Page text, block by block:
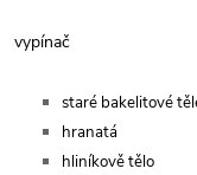
vypínač
staré bakelitové
hranatá
hliníkově tělo